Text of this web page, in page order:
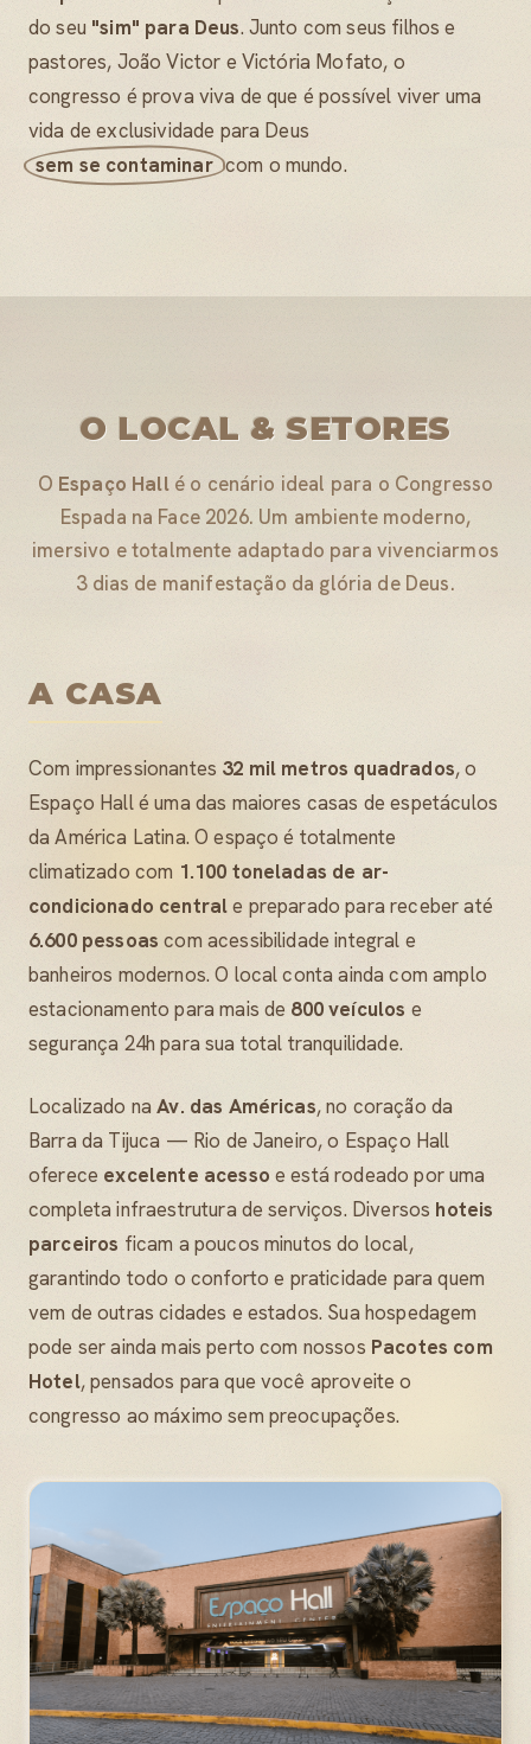
do seu "sim" para Deus. Junto com seus filhos e
pastores, João Victor e Victória Mofato, o
congresso é prova viva de que é possível viver uma
vida de exclusividade para Deus
sem se contaminar com o mundo.
O LOCAL & SETORES
O Espaço Hallé o cenário ideal para o Congresso
Espada na Face 2026. Um ambiente moderno,
imersivo e totalmente adaptado para vivenciarmos
3 dias de manifestação da glória de Deus.
A CASA
Com impressionantes 32 mil metros quadrados, o
Espaço Hall é uma das maiores casas de espetáculos
da América Latina. O espaço é totalmente
climatizado com 1.100 toneladas de ar-
condicionado centrale preparado para receber até
6.600 pessoas com acessibilidade integral e
banheiros modernos. O local conta ainda com amplo
estacionamento para mais de 800 veículos e
segurança 24h para sua total tranquilidade.
Localizado naAv. das Américas, no coração da
Barra da Tijuca — Rio de Janeiro, o Espaço Hall
oferece excelente acesso e está rodeado por uma
completa infraestrutura de serviços. Diversos hoteis
parceiros ficam a poucos minutos do local,
garantindo todo o conforto e praticidade para quem
vem de outras cidades e estados. Sua hospedagem
pode ser ainda mais perto com nossos Pacotes com
Hotel, pensados para que você aproveite o
congresso ao máximo sem preocupações.